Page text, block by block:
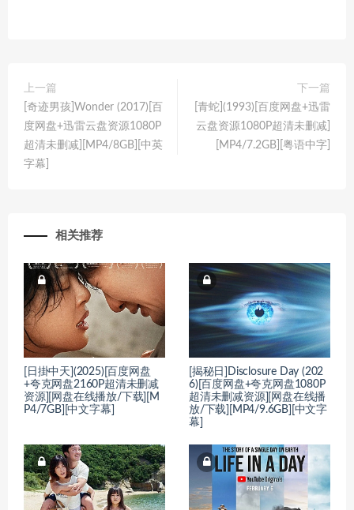
上一篇
[奇迹男孩]Wonder (2017)[百
度网盘+迅雷云盘资源1080P
超清未删减][MP4/8GB][中英
字幕]
下一篇
[青蛇](1993)[百度网盘+迅雷
云盘资源1080P超清未删减]
[MP4/7.2GB][粤语中字]
相关推荐
[日掛中天](2025)[百度网盘
+夸克网盘2160P超清未删减
资源][网盘在线播放/下载][M
P4/7GB][中文字幕]
[揭秘日]Disclosure Day (202
6)[百度网盘+夸克网盘1080P
超清未删减资源][网盘在线播
放/下载][MP4/9.6GB][中文字
幕]